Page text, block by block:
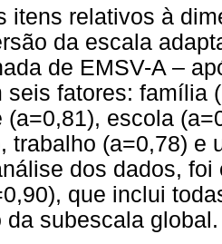
itens relativos à
da escala
de EMSV-A –
seis fatores: família
(a=0,81), escola
trabalho (a=0,78) e
dos dados,
que inclui
da subescala global.